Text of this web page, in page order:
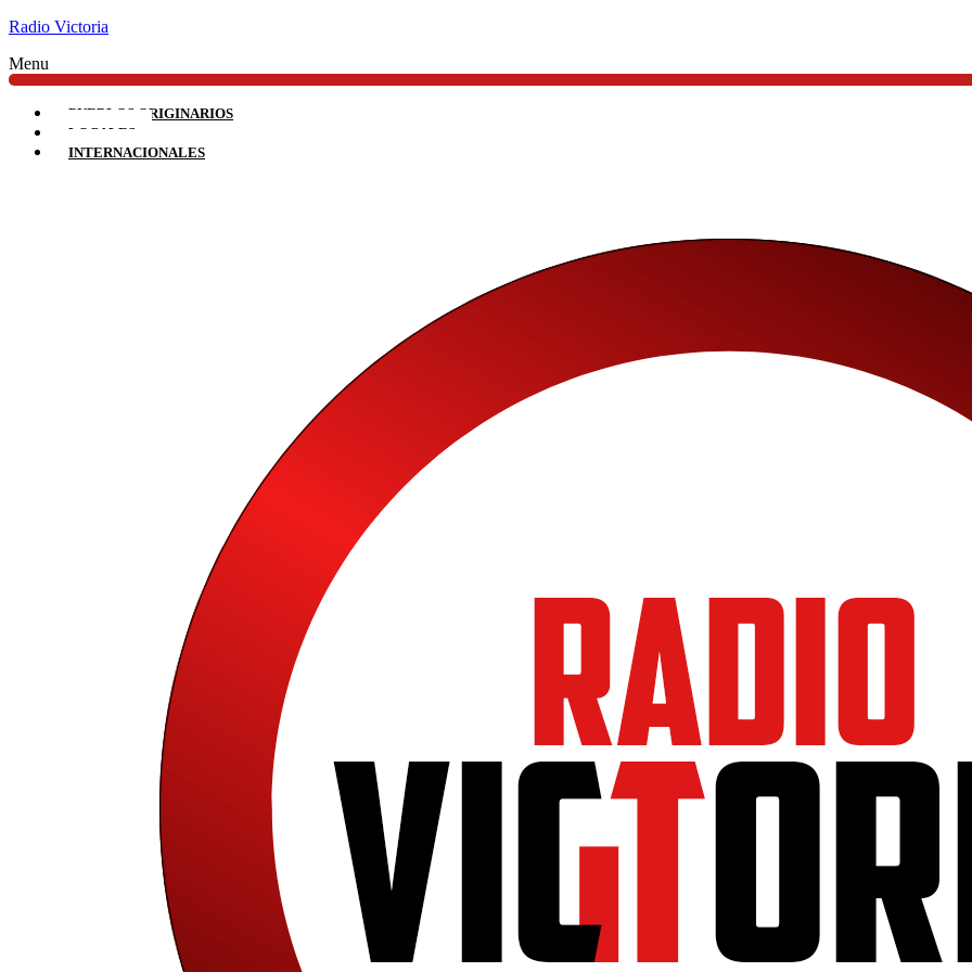
Radio Victoria
Menu
PUEBLOS ORIGINARIOS
LOCALES
INTERNACIONALES